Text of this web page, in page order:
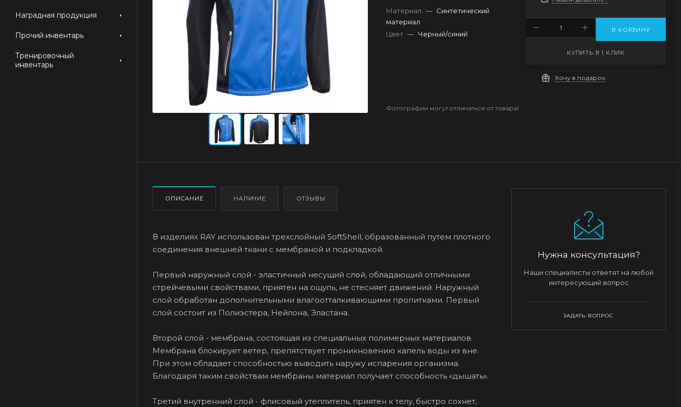
Наградная продукция
Прочий инвентарь
Тренировочный
инвентарь
Материал — Синтетический
материал
Цвет — Черный/синий
В КОРЗИНУ
КУПИТЬ В 1 КЛИК
Хочу в подарок
Фотографии могут отличаться от товара!
ОПИСАНИЕ НАЛИЧИЕ ОТЗЫВЫ
В изделиях RAY использован трехслойный SoftShell, образованный путем плотного
соединения внешней ткани с мембраной и подкладкой.
Первый наружный слой - эластичный несущий слой, обладающий отличными
стрейчевыми свойствами, приятен на ощупь, не стесняет движений. Наружный
слой обработан дополнительными влагоотталкивающими пропитками. Первый
слой состоит из Полиэстера, Нейлона, Эластана.
Второй слой - мембрана, состоящая из специальных полимерных материалов.
Мембрана блокирует ветер, препятствует проникновению капель воды из вне.
При этом обладает способностью выводить наружу испарения организма.
Благодаря таким свойствам мембраны материал получает способность «дышать».
Третий внутренний слой - флисовый утеплитель, приятен к телу, быстро сохнет,
Нужна консультация?
Наши специалисты ответят на любой
интересующий вопрос
ЗАДАТЬ ВОПРОС